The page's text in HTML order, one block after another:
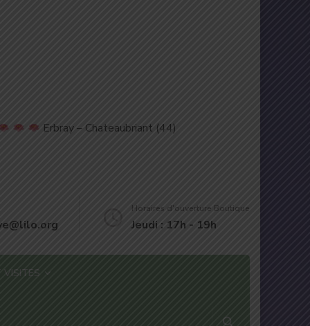
Erbray – Chateaubriant (44)
Horaires d'ouverture Boutique
Jeudi : 17h - 19h
VISITES